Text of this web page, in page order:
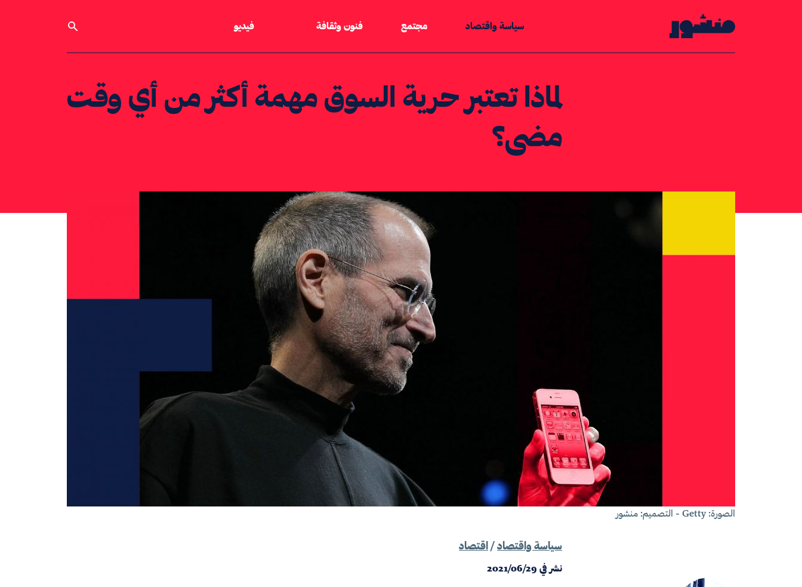
الصفحة الرئيسية سياسة واقتصاد مجتمع فنون وثقافة فيديو
لماذا تعتبر حرية السوق مهمة أكثر من أي وقت
مضى؟
الصورة: Getty - التصميم: منشور
سياسة واقتصاد/اقتصاد
نشر في 2021/06/29